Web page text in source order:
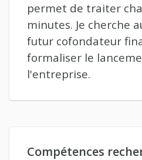
permet de traiter
minutes. Je cherche
futur cofondateur
formaliser le
l'entreprise.
Compétences